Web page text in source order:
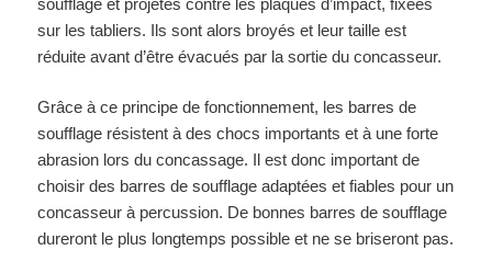
sur les tabliers. Ils sont alors broyés et leur taille est
réduite avant d’être évacués par la sortie du concasseur.
Grâce à ce principe de fonctionnement, les barres de
soufflage résistent à des chocs importants et à une forte
abrasion lors du concassage. Il est donc important de
choisir des barres de soufflage adaptées et fiables pour un
concasseur à percussion. De bonnes barres de soufflage
dureront le plus longtemps possible et ne se briseront pas.